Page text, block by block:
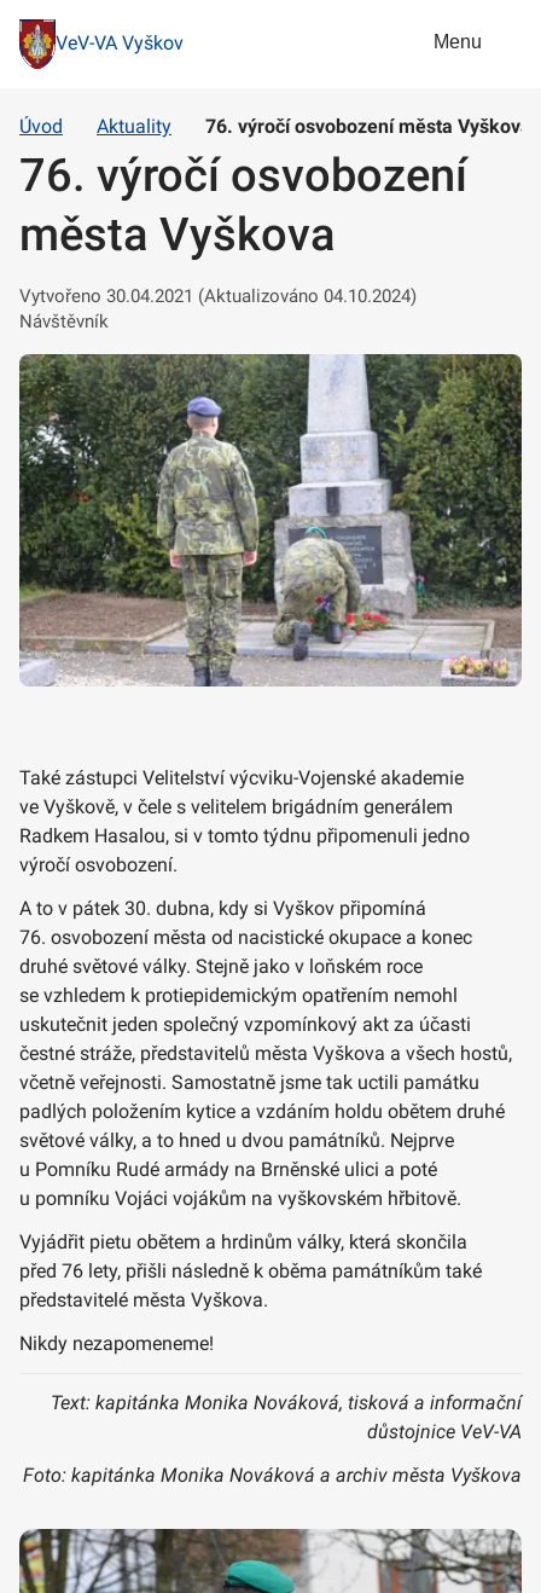
VeV-VA Vyškov Menu
Úvod Aktuality 76. výročí osvobození města Vyškova
76. výročí osvobození
města Vyškova
Vytvořeno 30.04.2021 (Aktualizováno 04.10.2024)
Návštěvník
Také zástupci Velitelství výcviku-Vojenské akademie
ve Vyškově, v čele s velitelem brigádním generálem
Radkem Hasalou, si v tomto týdnu připomenuli jedno
výročí osvobození.
A to v pátek 30. dubna, kdy si Vyškov připomíná
76. osvobození města od nacistické okupace a konec
druhé světové války. Stejně jako v loňském roce
se vzhledem k protiepidemickým opatřením nemohl
uskutečnit jeden společný vzpomínkový akt za účasti
čestné stráže, představitelů města Vyškova a všech hostů,
včetně veřejnosti. Samostatně jsme tak uctili památku
padlých položením kytice a vzdáním holdu obětem druhé
světové války, a to hned u dvou památníků. Nejprve
u Pomníku Rudé armády na Brněnské ulici a poté
u pomníku Vojáci vojákům na vyškovském hřbitově.
Vyjádřit pietu obětem a hrdinům války, která skončila
před 76 lety, přišli následně k oběma památníkům také
představitelé města Vyškova.
Nikdy nezapomeneme!
Text: kapitánka Monika Nováková, tisková a informační
důstojnice VeV-VA
Foto: kapitánka Monika Nováková a archiv města Vyškova